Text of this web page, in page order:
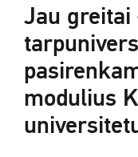
Jau
modulius